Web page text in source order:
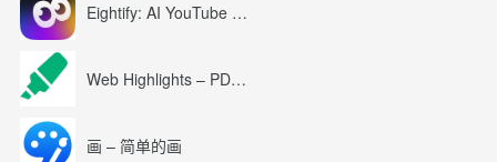
Eightify: AI YouTube Summary with ChatGPT
Web Highlights – PDF & Web Highlighter
画 – 简单的画